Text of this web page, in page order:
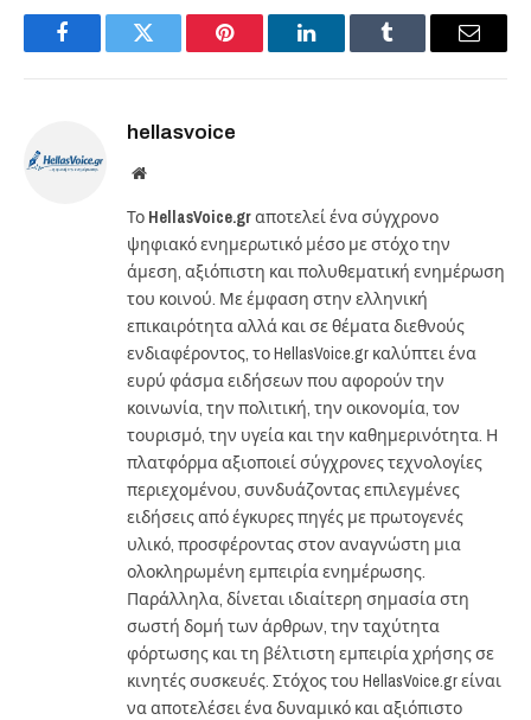
FacebookTwitter Pinterest LinkedInTumblr Email
hellasvoice
Website
Το HellasVoice.grαποτελεί ένα σύγχρονο
ψηφιακό ενημερωτικό μέσο με στόχο την
άμεση, αξιόπιστη και πολυθεματική ενημέρωση
του κοινού. Με έμφαση στην ελληνική
επικαιρότητα αλλά και σε θέματα διεθνούς
ενδιαφέροντος, το HellasVoice.gr καλύπτει ένα
ευρύ φάσμα ειδήσεων που αφορούν την
κοινωνία, την πολιτική, την οικονομία, τον
τουρισμό, την υγεία και την καθημερινότητα. Η
πλατφόρμα αξιοποιεί σύγχρονες τεχνολογίες
περιεχομένου, συνδυάζοντας επιλεγμένες
ειδήσεις από έγκυρες πηγές με πρωτογενές
υλικό, προσφέροντας στον αναγνώστη μια
ολοκληρωμένη εμπειρία ενημέρωσης.
Παράλληλα, δίνεται ιδιαίτερη σημασία στη
σωστή δομή των άρθρων, την ταχύτητα
φόρτωσης και τη βέλτιστη εμπειρία χρήσης σε
κινητές συσκευές. Στόχος του HellasVoice.gr είναι
να αποτελέσει ένα δυναμικό και αξιόπιστο